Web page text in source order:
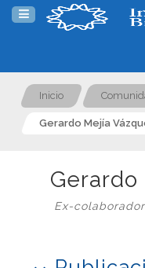
Inicio
Gerardo Mejía
Gerardo
Ex-